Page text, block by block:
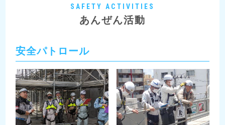
SAFETY ACTIVITIES
あんぜん活動
安全パトロール